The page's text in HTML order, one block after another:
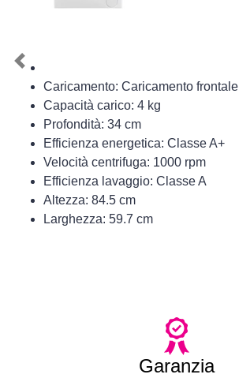
Caricamento: Caricamento frontale
Capacità carico: 4 kg
Profondità: 34 cm
Efficienza energetica: Classe A+
Velocità centrifuga: 1000 rpm
Efficienza lavaggio: Classe A
Altezza: 84.5 cm
Larghezza: 59.7 cm
Previous
Garanzia